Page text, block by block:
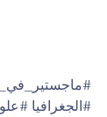
#الجغرافيا